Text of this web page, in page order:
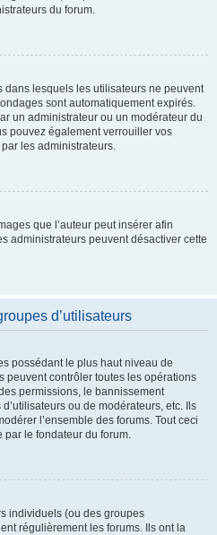
du forum.
dans lesquels les utilisateurs ne peuvent
sont automatiquement expirés.
un administrateur ou un modérateur du
pouvez également verrouiller vos
les administrateurs.
que l’auteur peut insérer afin
administrateurs peuvent désactiver cette
d’utilisateurs
possédant le plus haut niveau de
peuvent contrôler toutes les opérations
permissions, le bannissement
ou de modérateurs, etc. Ils
l’ensemble des forums. Tout ceci
le fondateur du forum.
individuels (ou des groupes
régulièrement les forums. Ils ont la